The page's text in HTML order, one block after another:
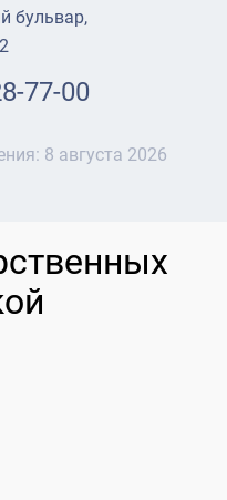
бульвар,
77-00
8 августа 2026